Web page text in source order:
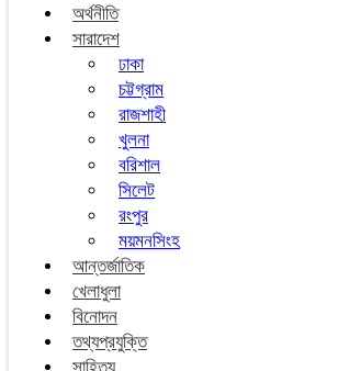
অর্থনীতি
সারাদেশ
ঢাকা
চট্টগ্রাম
রাজশাহী
খুলনা
বরিশাল
সিলেট
রংপুর
ময়মনসিংহ
আন্তর্জাতিক
খেলাধুলা
বিনোদন
তথ্যপ্রযুক্তি